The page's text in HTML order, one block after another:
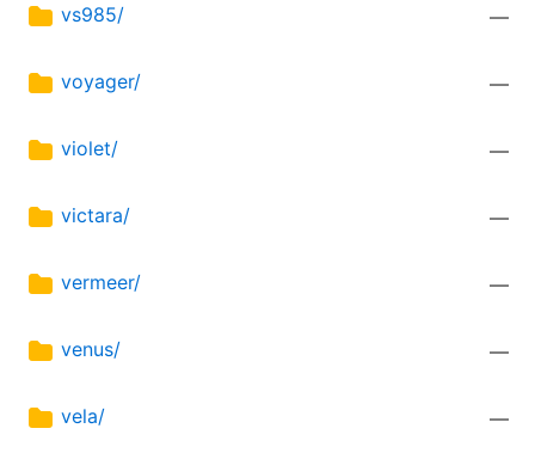
vs985/ —
voyager/ —
violet/ —
victara/ —
vermeer/ —
venus/ —
vela/ —